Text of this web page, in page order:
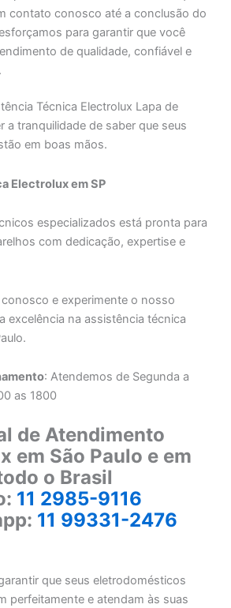
contato conosco até a conclusão do
para garantir que você
de qualidade, confiável e
Técnica Electrolux Lapa de
a tranquilidade de saber que seus
em boas mãos.
Electrolux em SP
especializados está pronta para
com dedicação, expertise e
e experimente o nosso
excelência na assistência técnica
: Atendemos de Segunda a
as 1800
de Atendimento
em São Paulo e em
o Brasil
11 2985-9116
11 99331-2476
que seus eletrodomésticos
perfeitamente e atendam às suas